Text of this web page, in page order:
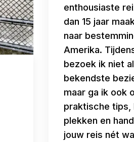
enthousiaste
dan 15 jaar
naar
Amerika.
bezoek ik niet
bekendste
maar ga ik ook
praktische tips,
plekken en
jouw reis nét